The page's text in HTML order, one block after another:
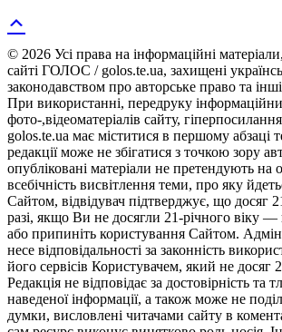
© 2026 Усі права на інформаційні
сайті ГОЛОС / golos.te.ua, захищені
законодавством про авторське право та
При використанні, передруку
фото-,відеоматеріалів сайту,
golos.te.ua має міститися в першому абзаці
редакції може не збігатися з точкою зору
опубліковані матеріали не претендують на
всебічність висвітлення теми, про яку
Сайтом, відвідувач підтверджує, що досяг
разі, якщо Ви не досягли 21-річного віку
або припиніть користування Сайтом.
несе відповідальності за законність
його сервісів Користувачем, який не досяг
Редакція не відповідає за достовірність та
наведеної інформації, а також може не
думки, висловлені читачами сайту в